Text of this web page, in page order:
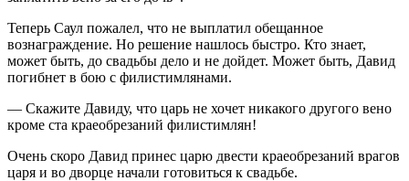
Теперь Саул пожалел, что не выплатил обещанное
вознаграждение. Но решение нашлось быстро. Кто знает,
может быть, до свадьбы дело и не дойдет. Может быть, Давид
погибнет в бою с филистимлянами.
— Скажите Давиду, что царь не хочет никакого другого вено
кроме ста краеобрезаний филистимлян!
Очень скоро Давид принес царю двести краеобрезаний врагов
царя и во дворце начали готовиться к свадьбе.